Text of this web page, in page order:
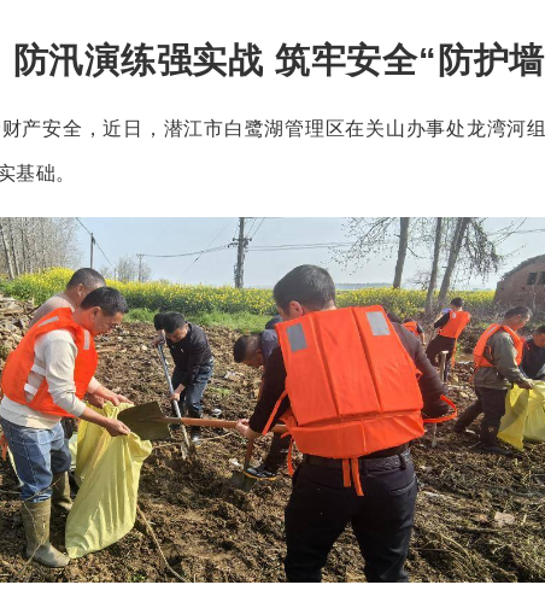
防汛演练强实战 筑牢安全“防护
安全，近日，潜江市白鹭湖管理区在关山办事处龙湾河
基础。